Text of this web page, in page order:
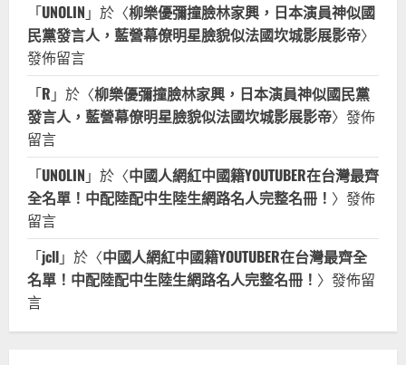
「UNOLIN 」於〈柳樂優彌撞臉林家興，日本演員神似國
民黨發言人，藍營幕僚明星臉貌似法國坎城影展影帝〉
發佈留言
「R 」於〈柳樂優彌撞臉林家興，日本演員神似國民黨
發言人，藍營幕僚明星臉貌似法國坎城影展影帝〉發佈
留言
「UNOLIN 」於〈中國人網紅中國籍YOUTUBER在台灣最齊
全名單！中配陸配中生陸生網路名人完整名冊！ 〉發佈
留言
「jcll」於〈中國人網紅中國籍YOUTUBER在台灣最齊全
名單！中配陸配中生陸生網路名人完整名冊！ 〉發佈留
言